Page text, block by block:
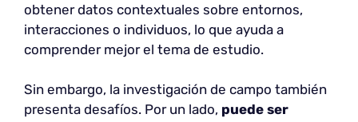
obtener datos contextuales sobre entornos,
interacciones o individuos, lo que ayuda a
comprender mejor el tema de estudio.
Sin embargo, la investigación de campo también
presenta desafíos. Por un lado, puede ser